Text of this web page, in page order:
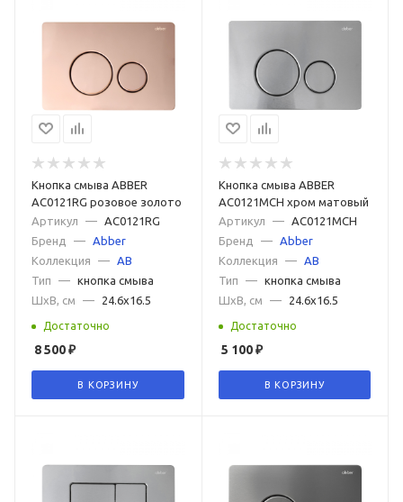
Кнопка смыва ABBER
AC0121RG розовое золото
Артикул
—
AC0121RG
Бренд
—
Abber
Коллекция
—
AB
Тип
— кнопка смыва
ШxВ, см
— 24.6x16.5
Достаточно
8 500₽
В КОРЗИНУ
Кнопка смыва ABBER
AC0121MCH хром матовый
Артикул
—
AC0121MCH
Бренд
—
Abber
Коллекция
—
AB
Тип
—
кнопка смыва
ШxВ, см
— 24.6x16.5
Достаточно
5 100₽
В КОРЗИНУ